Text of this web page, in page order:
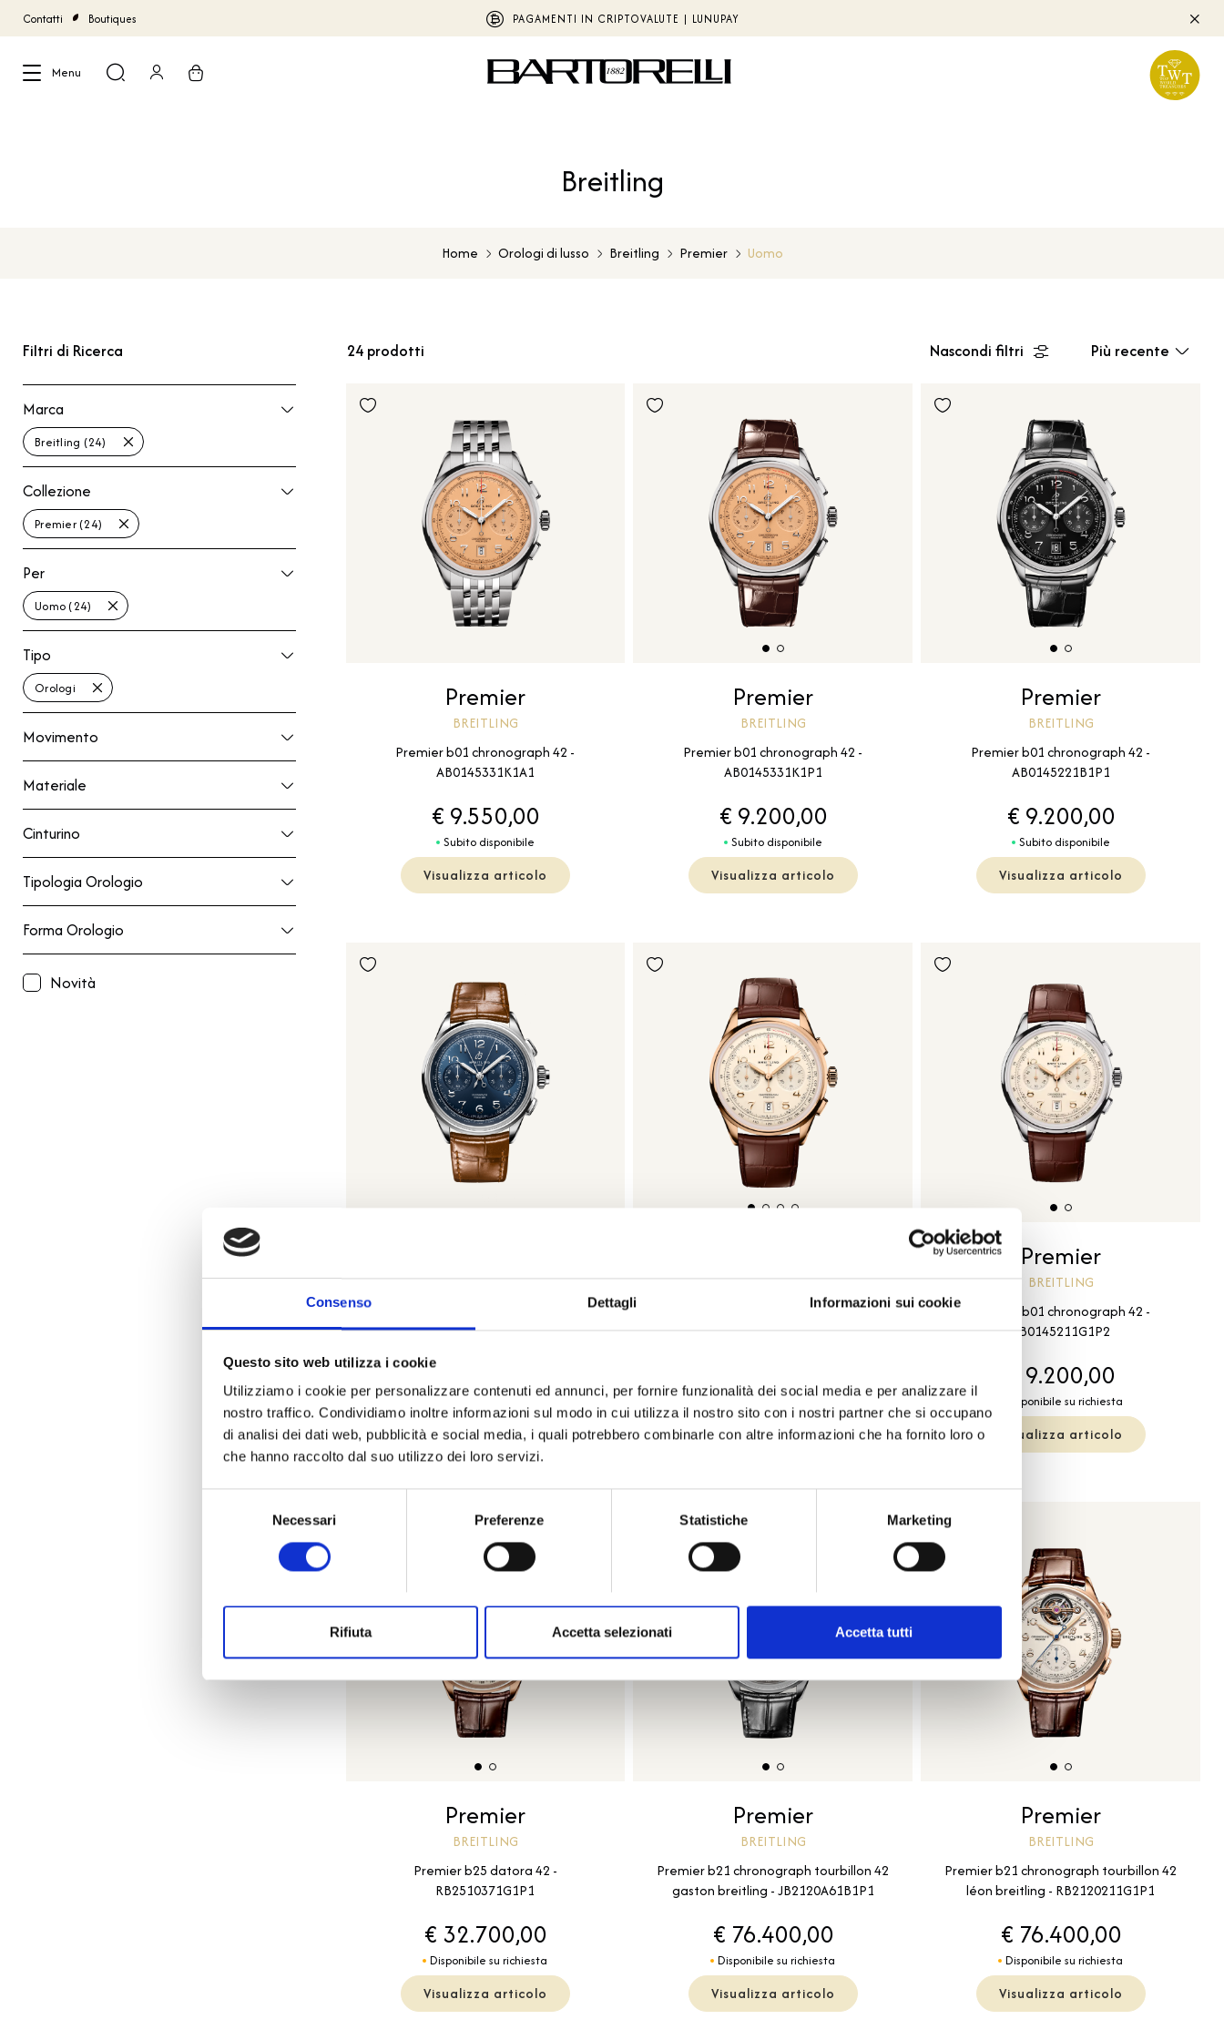
Consenso Dettagli Informazioni sui cookie
Questo sito web utilizza i cookie
Utilizziamo i cookie per personalizzare contenuti ed annunci, per fornire funzionalità dei social media e per analizzare il
nostro traffico. Condividiamo inoltre informazioni sul modo in cui utilizza il nostro sito con i nostri partner che si occupano
di analisi dei dati web, pubblicità e social media, i quali potrebbero combinarle con altre informazioni che ha fornito loro o
che hanno raccolto dal suo utilizzo dei loro servizi.
Necessari Preferenze Statistiche Marketing
Rifiuta Accetta selezionati Accetta tutti
Contatti Boutiques PAGAMENTI IN CRIPTOVALUTE | LUNUPAY
Menu
Breitling
Home Orologi di lusso Breitling Premier Uomo
Filtri di Ricerca
Marca
Breitling (24)
Marca
Collezione
Premier (24)
Collezione
Per
Uomo (24)
Per
Tipo
Orologi
Tipo
Movimento
Movimento
Materiale
Materiale
Cinturino
Cinturino
Tipologia Orologio
Tipologia Orologio
Forma Orologio
Forma Orologio
Novità
24prodotti Nascondi filtri Più recente
Premier
BREITLING
Premier b01 chronograph 42 -
AB0145331K1A1
€ 9.550,00
Subito disponibile
Visualizza articolo
Premier
BREITLING
Premier b01 chronograph 42 -
AB0145331K1P1
€ 9.200,00
Subito disponibile
Visualizza articolo
Premier
BREITLING
Premier b01 chronograph 42 -
AB0145221B1P1
€ 9.200,00
Subito disponibile
Visualizza articolo
BREITLING
AB1510171C1P1
€ 11.900,00
Subito disponibile
Visualizza articolo
BREITLING
Premier b01 chronograph 42 -
RB0145371G1P2
Disponibile su richiesta
Visualizza articolo
Premier
BREITLING
Premier b01 chronograph 42 -
AB0145211G1P2
€ 9.200,00
Disponibile su richiesta
Visualizza articolo
Premier
BREITLING
Premier b25 datora 42 -
RB2510371G1P1
€ 32.700,00
Disponibile su richiesta
Visualizza articolo
Premier
BREITLING
Premier b21 chronograph tourbillon 42
gaston breitling - JB2120A61B1P1
€ 76.400,00
Disponibile su richiesta
Visualizza articolo
Premier
BREITLING
Premier b21 chronograph tourbillon 42
léon breitling - RB2120211G1P1
€ 76.400,00
Disponibile su richiesta
Visualizza articolo